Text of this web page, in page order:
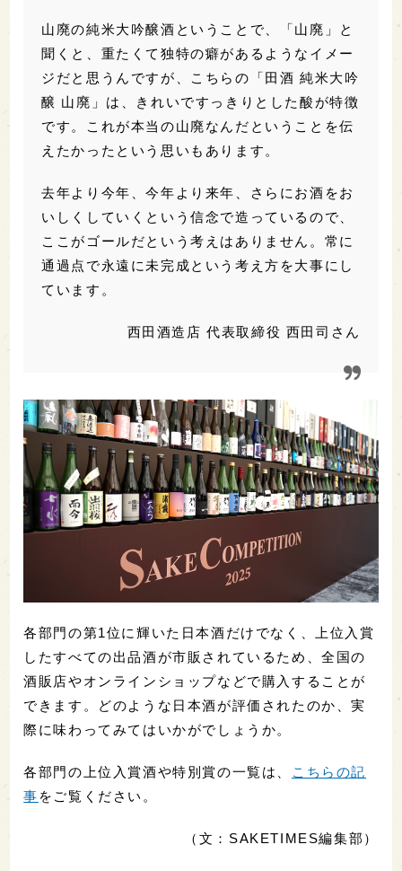
山廃の純米大吟醸酒ということで、「山廃」と
聞くと、重たくて独特の癖があるようなイメー
ジだと思うんですが、こちらの「田酒 純米大吟
醸 山廃」は、きれいですっきりとした酸が特徴
です。これが本当の山廃なんだということを伝
えたかったという思いもあります。
去年より今年、今年より来年、さらにお酒をお
いしくしていくという信念で造っているので、
ここがゴールだという考えはありません。常に
通過点で永遠に未完成という考え方を大事にし
ています。
西田酒造店 代表取締役 西田司さん
各部門の第1位に輝いた日本酒だけでなく、上位入賞
したすべての出品酒が市販されているため、全国の
酒販店やオンラインショップなどで購入することが
できます。どのような日本酒が評価されたのか、実
際に味わってみてはいかがでしょうか。
各部門の上位入賞酒や特別賞の一覧は、
こちらの記
事 をご覧ください。
（文：SAKETIMES編集部）